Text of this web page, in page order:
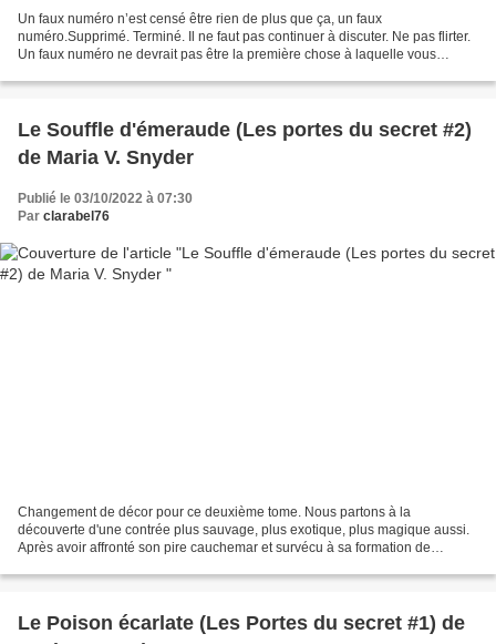
Un faux numéro n’est censé être rien de plus que ça, un faux
numéro.Supprimé. Terminé. Il ne faut pas continuer à discuter. Ne pas flirter.
Un faux numéro ne devrait pas être la première chose à laquelle vous
Le Souffle d'émeraude (Les portes du secret #2)
de Maria V. Snyder
Publié le 03/10/2022 à 07:30
Par clarabel76
Changement de décor pour ce deuxième tome. Nous partons à la
découverte d'une contrée plus sauvage, plus exotique, plus magique aussi.
Après avoir affronté son pire cauchemar et survécu à sa formation de
Le Poison écarlate (Les Portes du secret #1) de